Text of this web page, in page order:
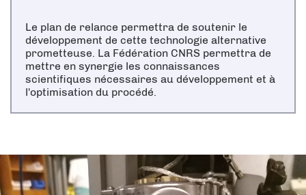
Le plan de relance permettra de soutenir le
développement de cette technologie alternative
prometteuse. La Fédération CNRS permettra de
mettre en synergie les connaissances
scientifiques nécessaires au développement et à
l'optimisation du procédé.